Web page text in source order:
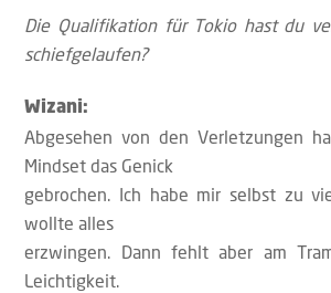
Die Qualifikation für Tokio hast du
schiefgelaufen?
Wizani:
Abgesehen von den Verletzungen
Mindset das Genick
gebrochen. Ich habe mir selbst zu
wollte alles
erzwingen. Dann fehlt aber am
Leichtigkeit.